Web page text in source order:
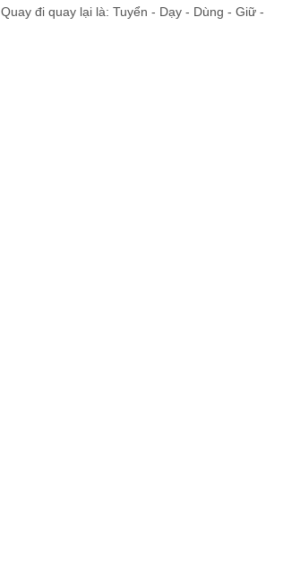
Quay đi quay lại là: Tuyển - Dạy - Dùng - Giữ -